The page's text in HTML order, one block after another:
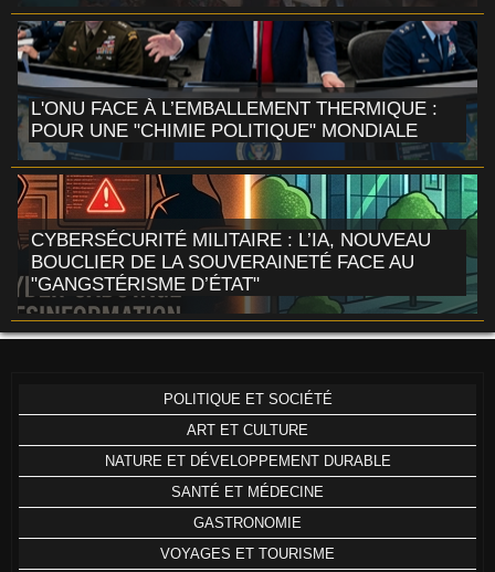
L'ONU FACE À L’EMBALLEMENT THERMIQUE :
POUR UNE "CHIMIE POLITIQUE" MONDIALE
CYBERSÉCURITÉ MILITAIRE : L’IA, NOUVEAU
BOUCLIER DE LA SOUVERAINETÉ FACE AU
"GANGSTÉRISME D’ÉTAT"
POLITIQUE ET SOCIÉTÉ
ART ET CULTURE
NATURE ET DÉVELOPPEMENT DURABLE
SANTÉ ET MÉDECINE
GASTRONOMIE
VOYAGES ET TOURISME